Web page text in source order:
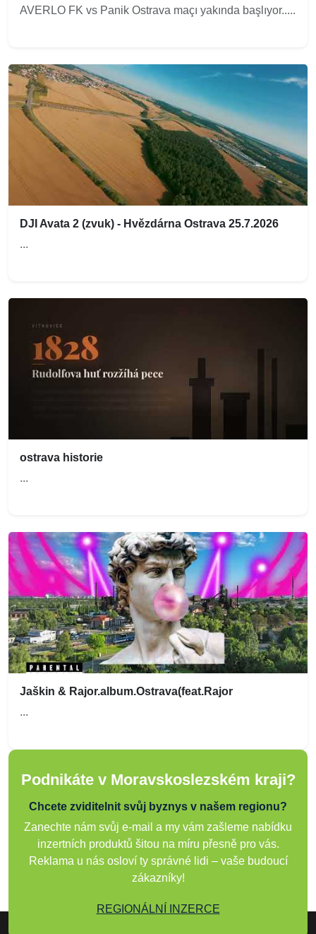
AVERLO FK vs Panik Ostrava maçı yakında başlıyor.....
DJI Avata 2 (zvuk) - Hvězdárna Ostrava 25.7.2026
...
ostrava historie
...
Jaškin & Rajor.album.Ostrava(feat.Rajor
...
Podnikáte v Moravskoslezském kraji?
Chcete zviditelnit svůj byznys v našem regionu?
Zanechte nám svůj e-mail a my vám zašleme nabídku
inzertních produktů šitou na míru přesně pro vás.
Reklama u nás osloví ty správné lidi – vaše budoucí
zákazníky!
REGIONÁLNÍ INZERCE